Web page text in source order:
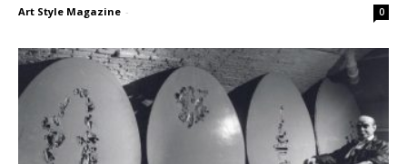
Art Style Magazine - 0